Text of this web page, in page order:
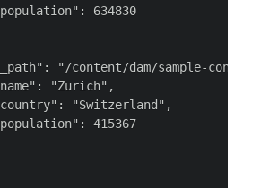
634830
"/content/dam/sample-
"Zurich",
"Switzerland",
415367